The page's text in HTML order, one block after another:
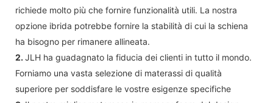
richiede molto più che fornire funzionalità utili. La nostra
opzione ibrida potrebbe fornire la stabilità di cui la schiena
ha bisogno per rimanere allineata.
2. JLH ha guadagnato la fiducia dei clienti in tutto il mondo.
Forniamo una vasta selezione di materassi di qualità
superiore per soddisfare le vostre esigenze specifiche